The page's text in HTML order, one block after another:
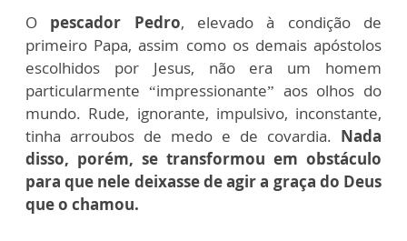
O pescador Pedro, elevado à condição de
primeiro Papa, assim como os demais apóstolos
escolhidos por Jesus, não era um homem
particularmente “impressionante” aos olhos do
mundo. Rude, ignorante, impulsivo, inconstante,
tinha arroubos de medo e de covardia. Nada
disso, porém, se transformou em obstáculo
para que nele deixasse de agir a graça do Deus
que o chamou.